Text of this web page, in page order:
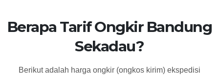
Berapa Tarif Ongkir Bandung
Sekadau?
Berikut adalah harga ongkir (ongkos kirim) ekspedisi